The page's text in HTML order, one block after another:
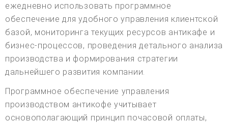
ежедневно использовать программное
обеспечение для удобного управления клиентской
базой, мониторинга текущих ресурсов антикафе и
бизнес-процессов, проведения детального анализа
производства и формирования стратегии
дальнейшего развития компании.
Программное обеспечение управления
производством антикофе учитывает
основополагающий принцип почасовой оплаты,